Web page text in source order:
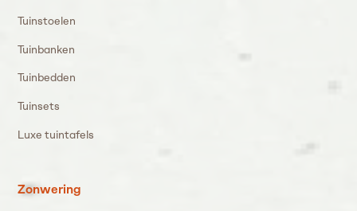
Tuinstoelen
Tuinbanken
Tuinbedden
Tuinsets
Luxe tuintafels
Zonwering